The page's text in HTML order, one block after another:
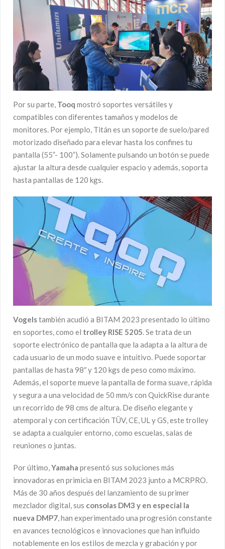
Por su parte, Tooq mostró soportes versátiles y
compatibles con diferentes tamaños y modelos de
monitores. Por ejemplo, Titán es un soporte de suelo/pared
motorizado diseñado para elevar hasta los confines tu
pantalla (55”- 100”). Solamente pulsando un botón se puede
ajustar la altura desde cualquier espacio y además, soporta
hasta pantallas de 120 kgs.
Vogelstambién acudió a BITAM 2023 presentado lo último
en soportes, como el trolley RISE 5205. Se trata de un
soporte electrónico de pantalla que la adapta a la altura de
cada usuario de un modo suave e intuitivo. Puede soportar
pantallas de hasta 98″ y 120 kgs de peso como máximo.
Además, el soporte mueve la pantalla de forma suave, rápida
y segura a una velocidad de 50 mm/s con QuickRise durante
un recorrido de 98 cms de altura. De diseño elegante y
atemporal y con certificación TÜV, CE, UL y GS, este trolley
se adapta a cualquier entorno, como escuelas, salas de
reuniones o juntas.
Por último,Yamaha presentó sus soluciones más
innovadoras en primicia en BITAM 2023 junto a MCRPRO.
Más de 30 años después del lanzamiento de su primer
mezclador digital, sus consolas DM3 y en especial la
nueva DMP7, han experimentado una progresión constante
en avances tecnológicos e innovaciones que han influido
notablemente en los estilos de mezcla y grabación y por